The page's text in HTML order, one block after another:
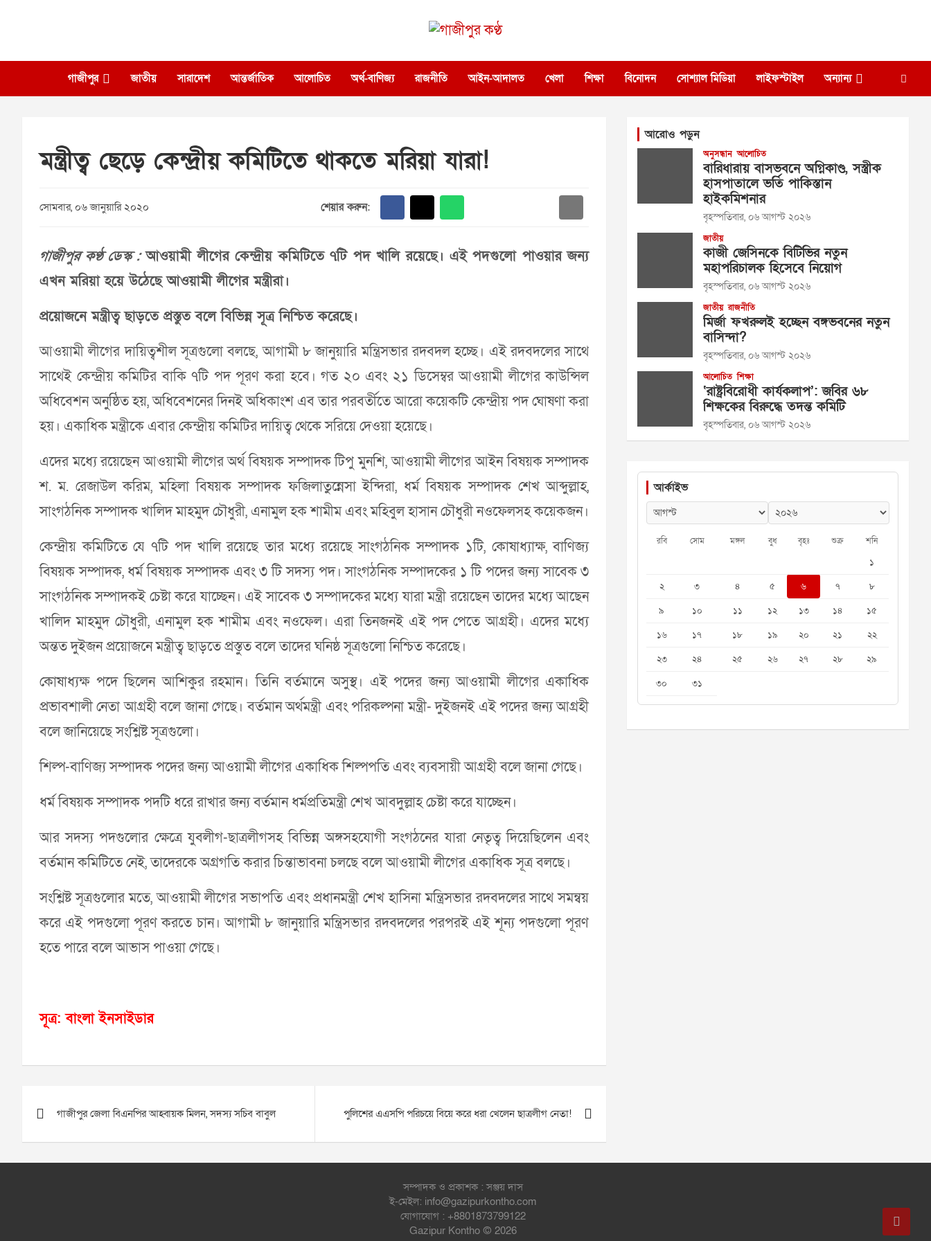
গাজীপুর কণ্ঠ
গাজীপুর জাতীয় সারাদেশ আন্তর্জাতিক আলোচিত অর্থ-বাণিজ্য রাজনীতি আইন-আদালত খেলা শিক্ষা বিনোদন সোশ্যাল মিডিয়া লাইফস্টাইল অন্যান্য
মন্ত্রীত্ব ছেড়ে কেন্দ্রীয় কমিটিতে থাকতে মরিয়া যারা!
সোমবার, ০৬ জানুয়ারি ২০২০ শেয়ার করুন:
গাজীপুর কণ্ঠ ডেস্ক :আওয়ামী লীগের কেন্দ্রীয় কমিটিতে ৭টি পদ খালি রয়েছে। এই পদগুলো পাওয়ার জন্য
এখন মরিয়া হয়ে উঠেছে আওয়ামী লীগের মন্ত্রীরা।
প্রয়োজনে মন্ত্রীত্ব ছাড়তে প্রস্তুত বলে বিভিন্ন সূত্র নিশ্চিত করেছে।
আওয়ামী লীগের দায়িত্বশীল সূত্রগুলো বলছে, আগামী ৮ জানুয়ারি মন্ত্রিসভার রদবদল হচ্ছে। এই রদবদলের সাথে
সাথেই কেন্দ্রীয় কমিটির বাকি ৭টি পদ পূরণ করা হবে। গত ২০ এবং ২১ ডিসেম্বর আওয়ামী লীগের কাউন্সিল
অধিবেশন অনুষ্ঠিত হয়, অধিবেশনের দিনই অধিকাংশ এব তার পরবর্তীতে আরো কয়েকটি কেন্দ্রীয় পদ ঘোষণা করা
হয়। একাধিক মন্ত্রীকে এবার কেন্দ্রীয় কমিটির দায়িত্ব থেকে সরিয়ে দেওয়া হয়েছে।
এদের মধ্যে রয়েছেন আওয়ামী লীগের অর্থ বিষয়ক সম্পাদক টিপু মুনশি, আওয়ামী লীগের আইন বিষয়ক সম্পাদক
শ. ম. রেজাউল করিম, মহিলা বিষয়ক সম্পাদক ফজিলাতুন্নেসা ইন্দিরা, ধর্ম বিষয়ক সম্পাদক শেখ আব্দুল্লাহ,
সাংগঠনিক সম্পাদক খালিদ মাহমুদ চৌধুরী, এনামুল হক শামীম এবং মহিবুল হাসান চৌধুরী নওফেলসহ কয়েকজন।
কেন্দ্রীয় কমিটিতে যে ৭টি পদ খালি রয়েছে তার মধ্যে রয়েছে সাংগঠনিক সম্পাদক ১টি, কোষাধ্যাক্ষ, বাণিজ্য
বিষয়ক সম্পাদক, ধর্ম বিষয়ক সম্পাদক এবং ৩ টি সদস্য পদ। সাংগঠনিক সম্পাদকের ১ টি পদের জন্য সাবেক ৩
সাংগঠনিক সম্পাদকই চেষ্টা করে যাচ্ছেন। এই সাবেক ৩ সম্পাদকের মধ্যে যারা মন্ত্রী রয়েছেন তাদের মধ্যে আছেন
খালিদ মাহমুদ চৌধুরী, এনামুল হক শামীম এবং নওফেল। এরা তিনজনই এই পদ পেতে আগ্রহী। এদের মধ্যে
অন্তত দুইজন প্রয়োজনে মন্ত্রীত্ব ছাড়তে প্রস্তুত বলে তাদের ঘনিষ্ঠ সূত্রগুলো নিশ্চিত করেছে।
কোষাধ্যক্ষ পদে ছিলেন আশিকুর রহমান। তিনি বর্তমানে অসুস্থ। এই পদের জন্য আওয়ামী লীগের একাধিক
প্রভাবশালী নেতা আগ্রহী বলে জানা গেছে। বর্তমান অর্থমন্ত্রী এবং পরিকল্পনা মন্ত্রী- দুইজনই এই পদের জন্য আগ্রহী
বলে জানিয়েছে সংশ্লিষ্ট সূত্রগুলো।
শিল্প-বাণিজ্য সম্পাদক পদের জন্য আওয়ামী লীগের একাধিক শিল্পপতি এবং ব্যবসায়ী আগ্রহী বলে জানা গেছে।
ধর্ম বিষয়ক সম্পাদক পদটি ধরে রাখার জন্য বর্তমান ধর্মপ্রতিমন্ত্রী শেখ আবদুল্লাহ চেষ্টা করে যাচ্ছেন।
আর সদস্য পদগুলোর ক্ষেত্রে যুবলীগ-ছাত্রলীগসহ বিভিন্ন অঙ্গসহযোগী সংগঠনের যারা নেতৃত্ব দিয়েছিলেন এবং
বর্তমান কমিটিতে নেই, তাদেরকে অগ্রগতি করার চিন্তাভাবনা চলছে বলে আওয়ামী লীগের একাধিক সূত্র বলছে।
সংশ্লিষ্ট সূত্রগুলোর মতে, আওয়ামী লীগের সভাপতি এবং প্রধানমন্ত্রী শেখ হাসিনা মন্ত্রিসভার রদবদলের সাথে সমন্বয়
করে এই পদগুলো পূরণ করতে চান। আগামী ৮ জানুয়ারি মন্ত্রিসভার রদবদলের পরপরই এই শূন্য পদগুলো পূরণ
হতে পারে বলে আভাস পাওয়া গেছে।
সূত্র: বাংলা ইনসাইডার
navigation
গাজীপুর জেলা বিএনপির আহ্বায়ক মিলন, সদস্য সচিব বাবুল পুলিশের এএসপি পরিচয়ে বিয়ে করে ধরা খেলেন ছাত্রলীগ নেতা!
আরোও পড়ুন
অনুসন্ধান আলোচিত
বারিধারায় বাসভবনে অগ্নিকাণ্ড, সস্ত্রীক
হাসপাতালে ভর্তি পাকিস্তান
হাইকমিশনার
বৃহস্পতিবার, ০৬ আগস্ট ২০২৬
জাতীয়
কাজী জেসিনকে বিটিভির নতুন
মহাপরিচালক হিসেবে নিয়োগ
বৃহস্পতিবার, ০৬ আগস্ট ২০২৬
জাতীয় রাজনীতি
মির্জা ফখরুলই হচ্ছেন বঙ্গভবনের নতুন
বাসিন্দা?
বৃহস্পতিবার, ০৬ আগস্ট ২০২৬
আলোচিত শিক্ষা
‘রাষ্ট্রবিরোধী কার্যকলাপ’: জবির ৬৮
শিক্ষকের বিরুদ্ধে তদন্ত কমিটি
বৃহস্পতিবার, ০৬ আগস্ট ২০২৬
আর্কাইভ
রবি সোম মঙ্গল বুধ বৃহঃ শুক্র শনি
১
২
৩ ৪ ৫ ৬ ৭
৮
৯
১০ ১১ ১২ ১৩ ১৪
১৫
১৬
১৭ ১৮ ১৯ ২০ ২১
২২
২৩
২৪ ২৫ ২৬ ২৭ ২৮
২৯
৩০
৩১
সম্পাদক ও প্রকাশক : সঞ্জয় দাস
ই-মেইল: info@gazipurkontho.com
যোগাযোগ : +8801873799122
Gazipur Kontho © 2026